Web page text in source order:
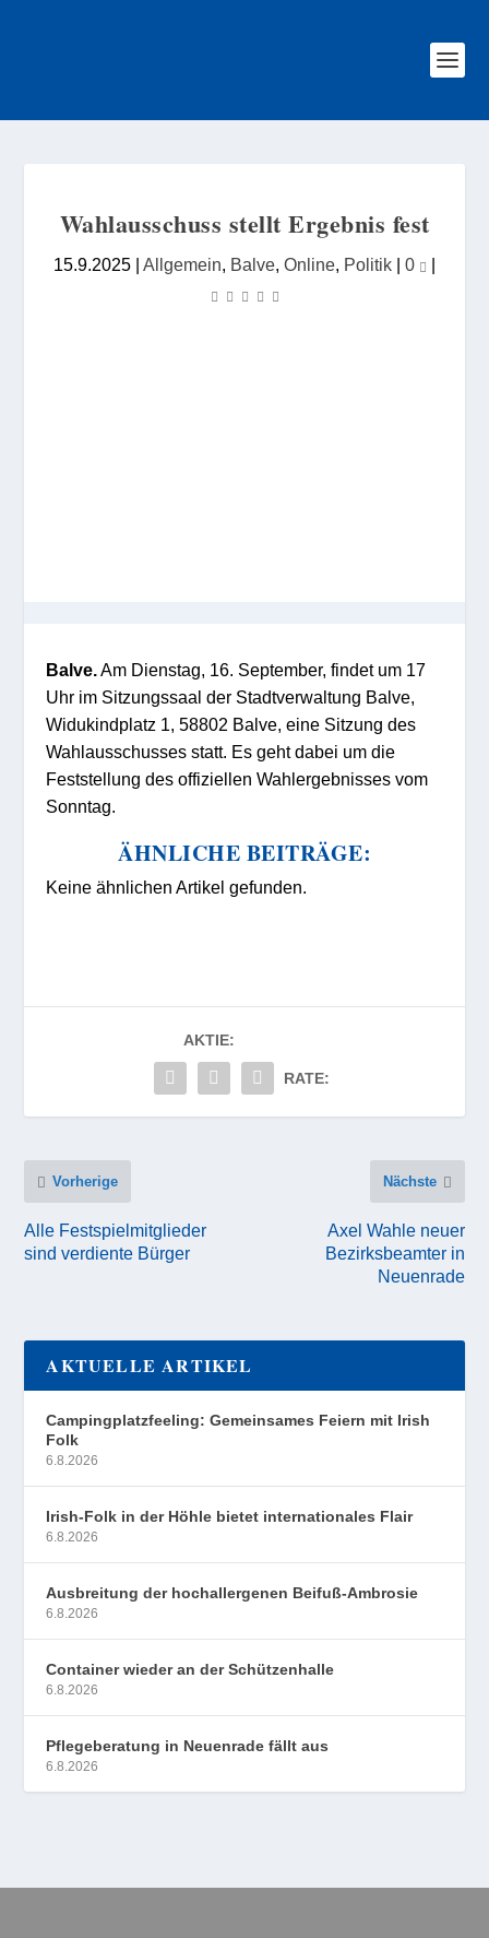
Wahlausschuss stellt Ergebnis fest
15.9.2025 | Allgemein, Balve, Online, Politik | 0 |
Balve. Am Dienstag, 16. September, findet um 17
Uhr im Sitzungssaal der Stadtverwaltung Balve,
Widukindplatz 1, 58802 Balve, eine Sitzung des
Wahlausschusses statt. Es geht dabei um die
Feststellung des offiziellen Wahlergebnisses vom
Sonntag.
ÄHNLICHE BEITRÄGE:
Keine ähnlichen Artikel gefunden.
AKTIE:
RATE:
Vorherige
Alle Festspielmitglieder
sind verdiente Bürger
Nächste
Axel Wahle neuer
Bezirksbeamter in
Neuenrade
AKTUELLE ARTIKEL
Campingplatzfeeling: Gemeinsames Feiern mit Irish
Folk
6.8.2026
Irish-Folk in der Höhle bietet internationales Flair
6.8.2026
Ausbreitung der hochallergenen Beifuß-Ambrosie
6.8.2026
Container wieder an der Schützenhalle
6.8.2026
Pflegeberatung in Neuenrade fällt aus
6.8.2026